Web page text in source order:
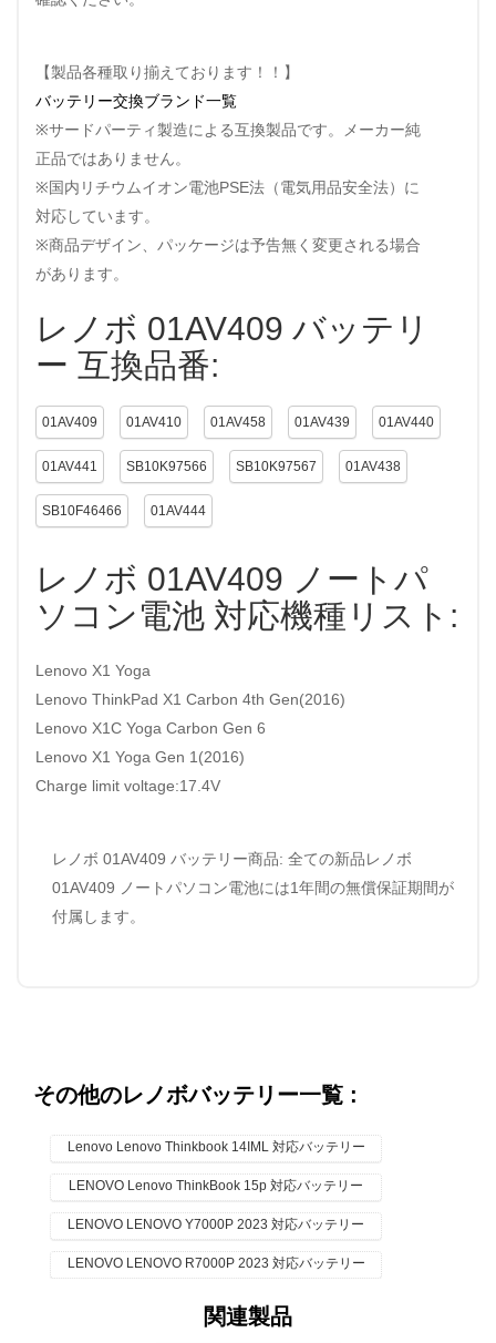
【製品各種取り揃えております！！】
バッテリー交換ブランド一覧
※サードパーティ製造による互換製品です。メーカー純
正品ではありません。
※国内リチウムイオン電池PSE法（電気用品安全法）に
対応しています。
※商品デザイン、パッケージは予告無く変更される場合
があります。
レノボ 01AV409 バッテリ
ー 互換品番:
01AV409 01AV410 01AV458 01AV439 01AV440
01AV441 SB10K97566 SB10K97567 01AV438
SB10F46466 01AV444
レノボ 01AV409 ノートパ
ソコン電池 対応機種リスト:
Lenovo X1 Yoga
Lenovo ThinkPad X1 Carbon 4th Gen(2016)
Lenovo X1C Yoga Carbon Gen 6
Lenovo X1 Yoga Gen 1(2016)
Charge limit voltage:17.4V
レノボ 01AV409 バッテリー商品: 全ての新品レノボ
01AV409 ノートパソコン電池には1年間の無償保証期間が
付属します。
その他のレノボバッテリー一覧 :
Lenovo Lenovo Thinkbook 14IML 対応バッテリー
LENOVO Lenovo ThinkBook 15p 対応バッテリー
LENOVO LENOVO Y7000P 2023 対応バッテリー
LENOVO LENOVO R7000P 2023 対応バッテリー
関連製品